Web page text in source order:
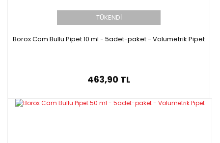
TÜKENDİ
Borox Cam Bullu Pipet 10 ml - 5adet-paket - Volumetrik Pipet
463,90 TL